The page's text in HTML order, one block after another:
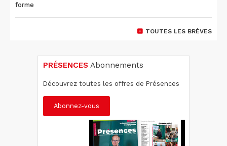
forme
TOUTES LES BRÈVES
PRÉSENCES Abonnements
Découvrez toutes les offres de Présences
Abonnez-vous